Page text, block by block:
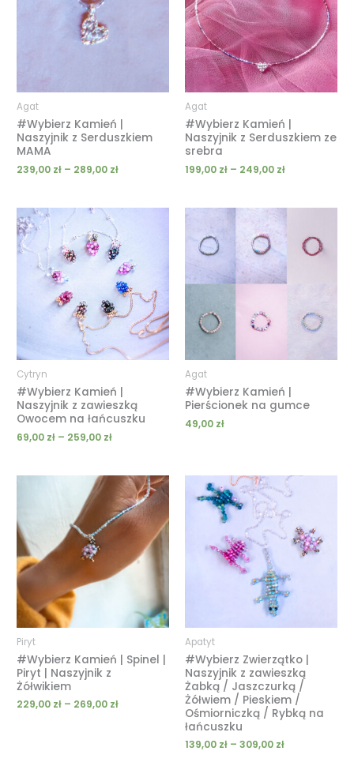
Agat
#Wybierz Kamień |
Naszyjnik z Serduszkiem
MAMA
239,00 zł – 289,00 zł
Agat
#Wybierz Kamień |
Naszyjnik z Serduszkiem ze
srebra
199,00 zł – 249,00 zł
249,00 zł
Cytryn
#Wybierz Kamień |
Naszyjnik z zawieszką
Owocem na łańcuszku
69,00 zł – 259,00 zł
Zakres
cen:
od
69,00 zł
do
259,00 zł
Agat
#Wybierz Kamień |
Pierścionek na gumce
49,00 zł
Piryt
#Wybierz Kamień | Spinel |
Piryt | Naszyjnik z
Żółwikiem
229,00 zł – 269,00 zł
Zakres
cen:
od
229,00 zł
269,00 zł
Apatyt
#Wybierz Zwierzątko |
Naszyjnik z zawieszką
Żabką / Jaszczurką /
Żółwiem / Pieskiem /
Ośmiorniczką / Rybką na
łańcuszku
139,00 zł – 309,00 zł
Zakres
cen:
139,00 zł
do
309,00 zł